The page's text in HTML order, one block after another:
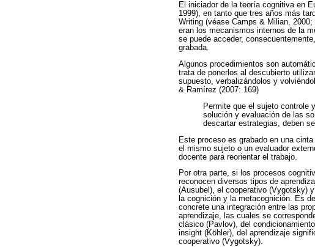
El iniciador de la teoría cognitiva en
1999), en tanto que tres años más
Writing (véase Camps & Milian,
eran los mecanismos internos de la
se puede acceder,
grabada.
Algunos procedimientos son
trata de ponerlos al descubierto
supuesto, verbalizándolos y
& Ramírez (2007: 169)
Permite que el sujeto controle
solución y evaluación de las
descartar estrategias, deben
Este proceso es grabado en una
el mismo sujeto o un evaluador
docente para reorientar el trabajo.
Por otra parte, si los procesos
reconocen diversos tipos de
(Ausubel), el cooperativo (Vygotsky)
la cognición y la metacognición. Es
concrete una integración entre las
aprendizaje, las cuales se
clásico (Pavlov), del
insight (Köhler), del aprendizaje
cooperativo (Vygotsky).